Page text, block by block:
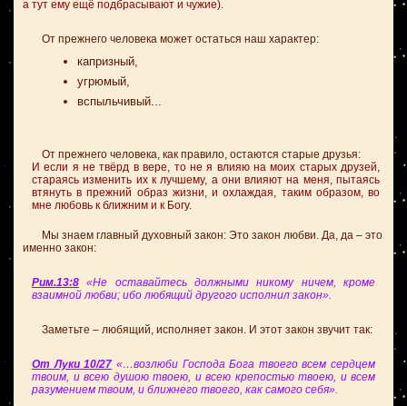
а тут ему ещё подбрасывают и чужие).
От прежнего человека может остаться наш характер:
капризный,
угрюмый,
вспыльчивый...
От прежнего человека, как правило, остаются старые друзья:
И если я не твёрд в вере, то не я влияю на моих старых друзей,
стараясь изменить их к лучшему, а они влияют на меня, пытаясь
втянуть в прежний образ жизни, и охлаждая, таким образом, во
мне любовь к ближним и к Богу.
Мы знаем главный духовный закон: Это закон любви. Да, да – это
именно закон:
Рим.13:8 «Не оставайтесь должными никому ничем, кроме
взаимной любви; ибо любящий другого исполнил закон».
Заметьте – любящий, исполняет закон. И этот закон звучит так:
От Луки 10/27 «…возлюби Господа Бога твоего всем сердцем
твоим, и всею душою твоею, и всею крепостью твоею, и всем
разумением твоим, и ближнего твоего, как самого себя».